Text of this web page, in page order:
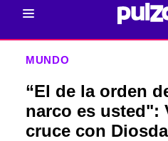
MUNDO
“El de la orden
narco es usted":
cruce con